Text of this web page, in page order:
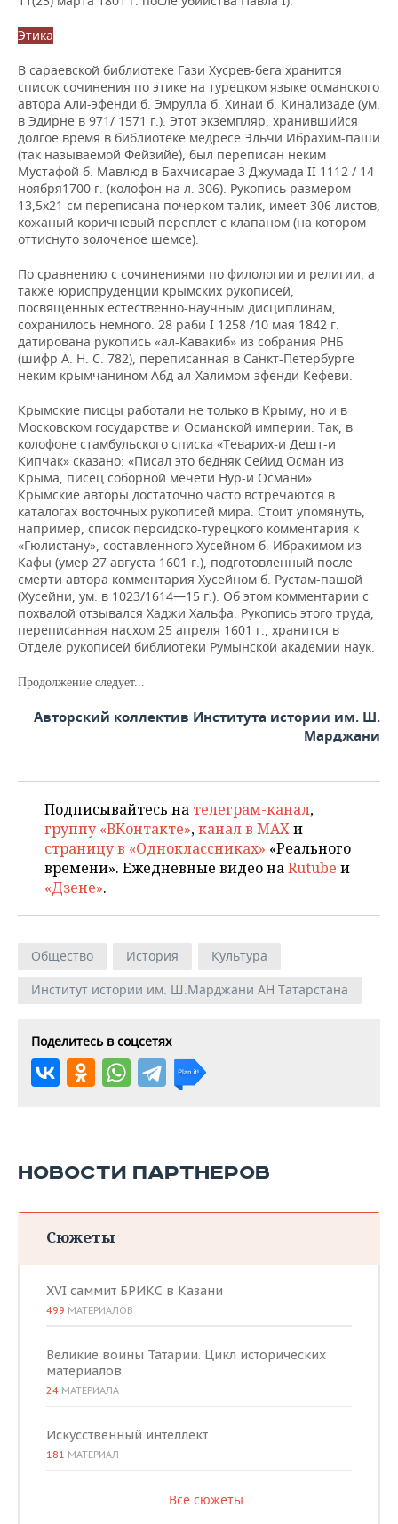
Этика
В сараевской библиотеке Гази Хусрев-бега хранится
список сочинения по этике на турецком языке османского
автора Али-эфенди б. Эмрулла б. Хинаи б. Кинализаде (ум.
в Эдирне в 971/ 1571 г.). Этот экземпляр, хранившийся
долгое время в библиотеке медресе Эльчи Ибрахим-паши
(так называемой Фейзийе), был переписан неким
Мустафой б. Мавлюд в Бахчисарае 3 Джумада II 1112 / 14
ноября1700 г. (колофон на л. 306). Рукопись размером
13,5х21 см переписана почерком талик, имеет 306 листов,
кожаный коричневый переплет с клапаном (на котором
оттиснуто золоченое шемсе).
По сравнению с сочинениями по филологии и религии, а
также юриспруденции крымских рукописей,
посвященных естественно-научным дисциплинам,
сохранилось немного. 28 раби I 1258 /10 мая 1842 г.
датирована рукопись «ал-Кавакиб» из собрания РНБ
(шифр А. Н. С. 782), переписанная в Санкт-Петербурге
неким крымчанином Абд ал-Халимом-эфенди Кефеви.
Крымские писцы работали не только в Крыму, но и в
Московском государстве и Османской империи. Так, в
колофоне стамбульского списка «Теварих-и Дешт-и
Кипчак» сказано: «Писал это бедняк Сейид Осман из
Крыма, писец соборной мечети Нур-и Османи».
Крымские авторы достаточно часто встречаются в
каталогах восточных рукописей мира. Стоит упомянуть,
например, список персидско-турецкого комментария к
«Гюлистану», составленного Хусейном б. Ибрахимом из
Кафы (умер 27 августа 1601 г.), подготовленный после
смерти автора комментария Хусейном б. Рустам-пашой
(Хусейни, ум. в 1023/1614—15 г.). Об этом комментарии с
похвалой отзывался Хаджи Хальфа. Рукопись этого труда,
переписанная насхом 25 апреля 1601 г., хранится в
Отделе рукописей библиотеки Румынской академии наук.
Продолжение следует...
Авторский коллектив Института истории им. Ш.
Марджани
Подписывайтесь на телеграм-канал,
группу «ВКонтакте»,канал в MAXи
страницу в «Одноклассниках» «Реального
времени». Ежедневные видео наRutube и
«Дзене».
Общество История
Культура
Институт истории им. Ш.Марджани АН Татарстана
Поделитесь в соцсетях
НОВОСТИ ПАРТНЕРОВ
Сюжеты
XVI саммит БРИКС в Казани
499 МАТЕРИАЛОВ
Великие воины Татарии. Цикл исторических
материалов
24 МАТЕРИАЛА
Искусственный интеллект
181 МАТЕРИАЛ
Все сюжеты